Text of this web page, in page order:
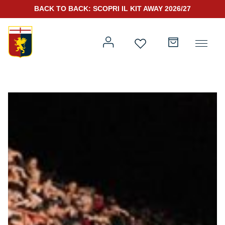
Prima squadra
Genoa for Special
Rappresentanza
Kit Gara 25/26
BACK TO BACK: SCOPRI IL KIT AWAY 2026/27